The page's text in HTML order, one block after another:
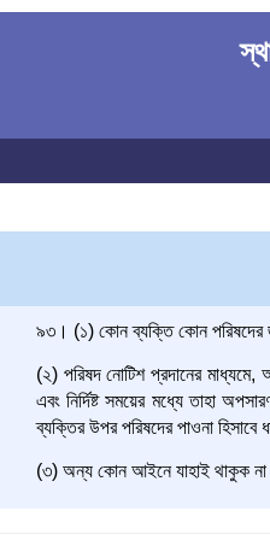
৯৩। (১) কোন ব্যক্তি কোন পরিষদের
(২) পরিষদ নোটিশ প্রদানের মাধ্যমে,
এবং নির্দিষ্ট সময়ের মধ্যে তাহা
ব্যক্তির উপর পরিষদের পাওনা হিসাবে
(৩) অন্য কোন আইনে যাহাই থাকুক না